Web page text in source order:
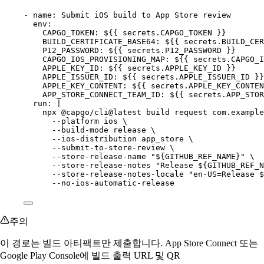
- name : Submit iOS build to App Store review
env :
CAPGO_TOKEN : ${{ secrets.CAPGO_TOKEN }}
BUILD_CERTIFICATE_BASE64 : ${{
P12_PASSWORD : ${{ secrets.P12_PASSWORD }}
CAPGO_IOS_PROVISIONING_MAP : ${{
APPLE_KEY_ID : ${{ secrets.APPLE_KEY_ID }}
APPLE_ISSUER_ID : ${{ secrets.APPLE_ISSUER_ID }}
APPLE_KEY_CONTENT : ${{
APP_STORE_CONNECT_TEAM_ID : ${{
run :
npx @capgo/cli@latest build request
--platform ios \
--build-mode release \
--ios-distribution app_store \
--submit-to-store-review \
--store-release-name "${GITHUB_REF_NAME}" \
--store-release-notes "Release
--store-release-notes-locale "en-US=Release
--no-ios-automatic-release
주의
이 경로는 빌드 아티팩트만 제출합니다. App Store Connect 또는
Google Play Console에 빌드 출력 URL 및 QR